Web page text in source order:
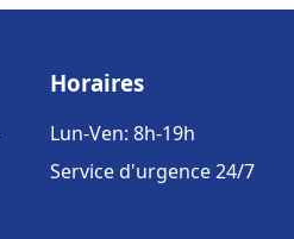
Horaires
Lun-Ven: 8h-19h
Service d'urgence 24/7